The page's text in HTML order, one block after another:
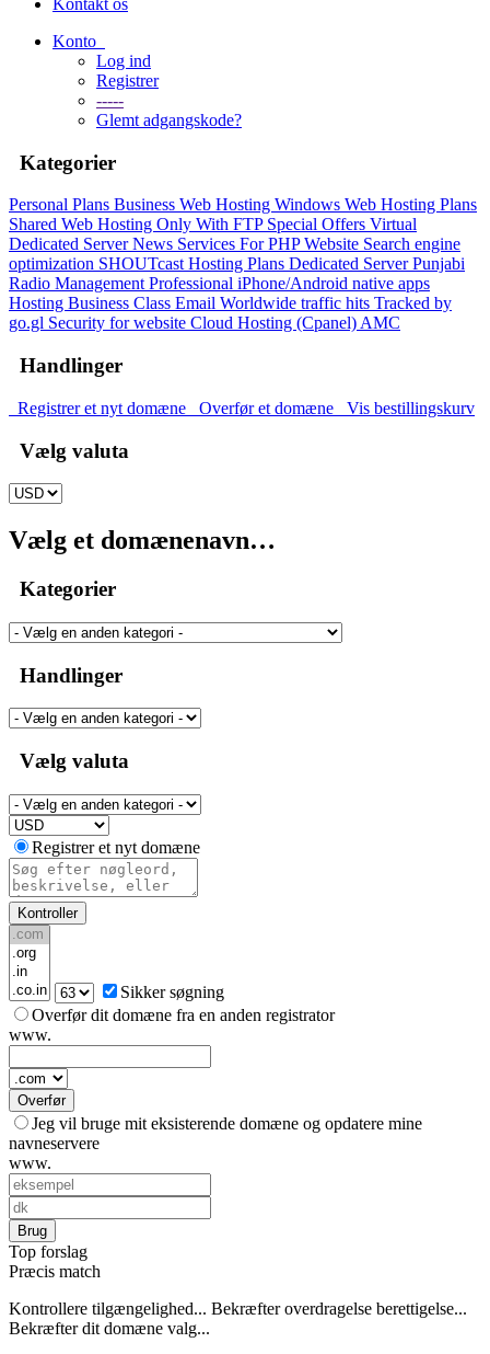
Kontakt os
Konto
Log ind
Registrer
-----
Glemt adgangskode?
Kategorier
Personal Plans Business Web Hosting Windows Web Hosting Plans
Shared Web Hosting Only With FTP Special Offers Virtual
Dedicated ServerNews Services For PHP Website Search engine
optimization SHOUTcast Hosting Plans Dedicated ServerPunjabi
Radio ManagementProfessional iPhone/Android native apps
Hosting Business Class Email Worldwide traffic hits Tracked by
go.gl Security for website Cloud Hosting (Cpanel)AMC
Handlinger
Registrer et nyt domæne Overfør et domæne Vis bestillingskurv
Vælg valuta
Vælg et domænenavn…
Kategorier
Handlinger
Vælg valuta
Registrer et nyt domæne
Kontroller
Sikker søgning
Overfør dit domæne fra en anden registrator
www.
Overfør
Jeg vil bruge mit eksisterende domæne og opdatere mine
navneservere
www.
Brug
Top forslag
Præcis match
Kontrollere tilgængelighed... Bekræfter overdragelse berettigelse...
Bekræfter dit domæne valg...